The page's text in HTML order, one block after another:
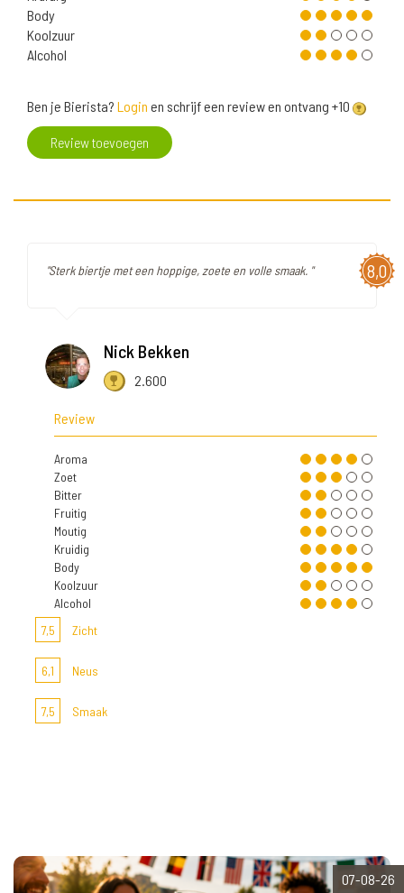
Body
Koolzuur
Alcohol
Ben je Bierista? Login en schrijf een review en ontvang +10
Review toevoegen
8,0
"Sterk biertje met een hoppige, zoete en volle smaak. "
Nick Bekken
2.600
Review
Aroma
Zoet
Bitter
Fruitig
Moutig
Kruidig
Body
Koolzuur
Alcohol
7,5
Zicht
6,1 Neus
7,5 Smaak
07-08-26